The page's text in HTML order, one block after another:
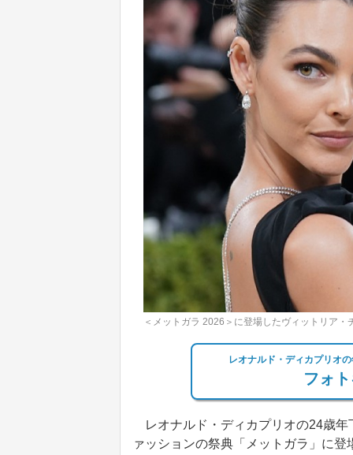
＜メットガラ 2026＞に登場したヴィットリア・
レオナルド・ディカプリオ
フォ
レオナルド・ディカプリオの24歳年
ァッションの祭典「メットガラ」に